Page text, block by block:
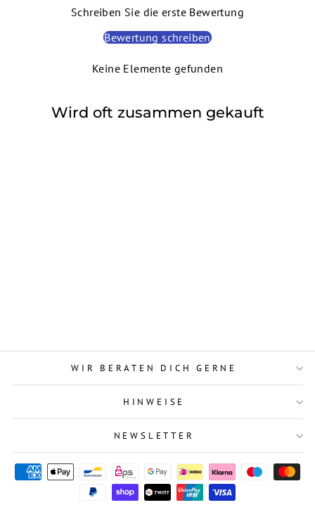
Schreiben Sie die erste Bewertung
Bewertung schreiben
Keine Elemente gefunden
Wird oft zusammen gekauft
WIR BERATEN DICH GERNE
HINWEISE
NEWSLETTER